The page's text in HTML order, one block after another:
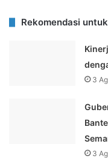
Rekomendasi
3
3